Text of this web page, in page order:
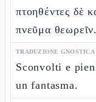
πτοηθέντες δὲ
πνεῦμα θεωρεῖν.
TRADUZIONE GNOSTICA
Sconvolti e
un fantasma.